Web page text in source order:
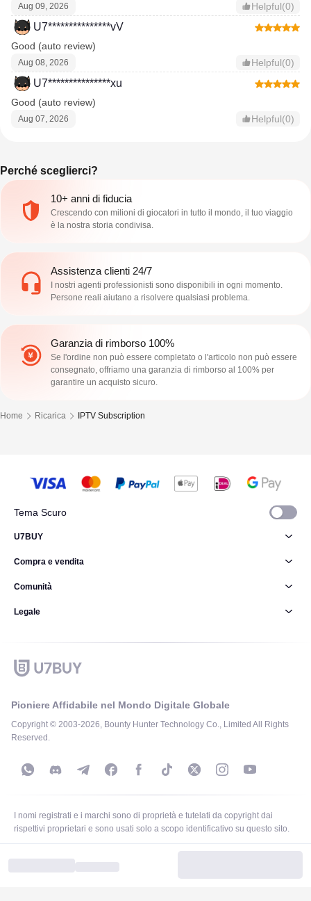
Aug 09, 2026 Helpful(0)
U7***************vV
Good (auto review)
Aug 08, 2026 Helpful(0)
U7***************xu
Good (auto review)
Aug 07, 2026 Helpful(0)
Perché sceglierci?
10+ anni di fiducia
Crescendo con milioni di giocatori in tutto il mondo, il tuo viaggio
è la nostra storia condivisa.
Assistenza clienti 24/7
I nostri agenti professionisti sono disponibili in ogni momento.
Persone reali aiutano a risolvere qualsiasi problema.
Garanzia di rimborso 100%
Se l'ordine non può essere completato o l'articolo non può essere
consegnato, offriamo una garanzia di rimborso al 100% per
garantire un acquisto sicuro.
Home Ricarica IPTV Subscription
Tema Scuro
Pioniere Affidabile nel Mondo Digitale Globale
Copyright © 2003-2026, Bounty Hunter Technology Co., Limited All Rights
Reserved.
U7BUY
Compra e vendita
Comunità
Legale
I nomi registrati e i marchi sono di proprietà e tutelati da copyright dai
rispettivi proprietari e sono usati solo a scopo identificativo su questo sito.